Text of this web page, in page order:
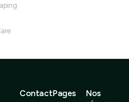
ContactPages
Nos